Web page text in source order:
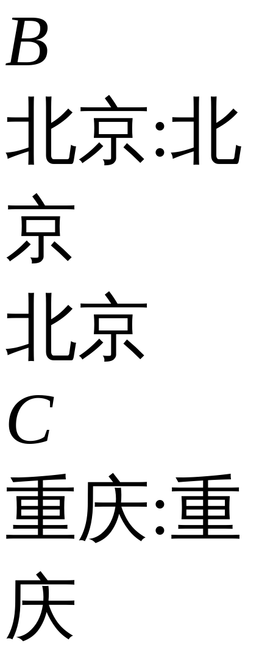
B
北京:北
京
北京
C
重庆:重
庆